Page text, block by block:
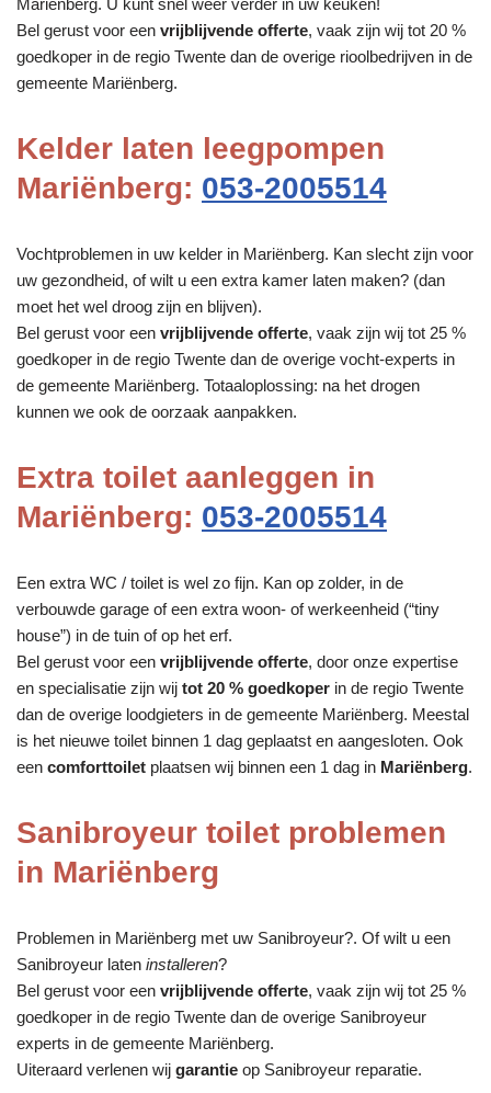
Bel gerust voor een vrijblijvende offerte, vaak zijn wij tot 20 %
goedkoper in de regio Twente dan de overige rioolbedrijven in de
gemeente Mariënberg.
Kelder laten leegpompen
Mariënberg: 053-2005514
Vochtproblemen in uw kelder in Mariënberg. Kan slecht zijn voor
uw gezondheid, of wilt u een extra kamer laten maken? (dan
moet het wel droog zijn en blijven).
Bel gerust voor een vrijblijvende offerte, vaak zijn wij tot 25 %
goedkoper in de regio Twente dan de overige vocht-experts in
de gemeente Mariënberg. Totaaloplossing: na het drogen
kunnen we ook de oorzaak aanpakken.
Extra toilet aanleggen in
Mariënberg: 053-2005514
Een extra WC / toilet is wel zo fijn. Kan op zolder, in de
verbouwde garage of een extra woon- of werkeenheid (“tiny
house”) in de tuin of op het erf.
Bel gerust voor een vrijblijvende offerte, door onze expertise
en specialisatie zijn wij tot 20 % goedkoper in de regio Twente
dan de overige loodgieters in de gemeente Mariënberg. Meestal
is het nieuwe toilet binnen 1 dag geplaatst en aangesloten. Ook
een comforttoilet plaatsen wij binnen een 1 dag in Mariënberg.
Sanibroyeur toilet problemen
in Mariënberg
Problemen in Mariënberg met uw Sanibroyeur?. Of wilt u een
Sanibroyeur laten installeren?
Bel gerust voor een vrijblijvende offerte, vaak zijn wij tot 25 %
goedkoper in de regio Twente dan de overige Sanibroyeur
experts in de gemeente Mariënberg.
Uiteraard verlenen wij garantie op Sanibroyeur reparatie.